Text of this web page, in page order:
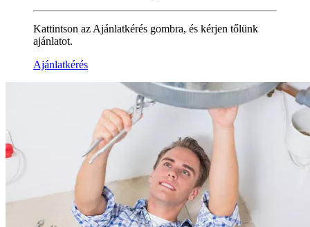
Kattintson az Ajánlatkérés gombra, és kérjen tőlünk
ajánlatot.
Ajánlatkérés